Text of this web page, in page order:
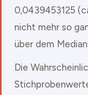
0,0439453125
nicht mehr so
über dem
Die